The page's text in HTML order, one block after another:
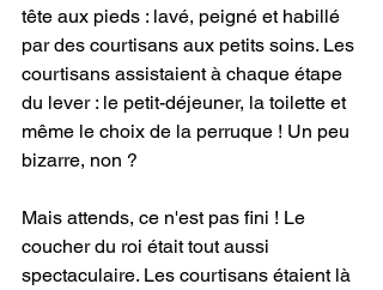
tête aux pieds : lavé, peigné et habillé
par des courtisans aux petits soins. Les
courtisans assistaient à chaque étape
du lever : le petit-déjeuner, la toilette et
même le choix de la perruque ! Un peu
bizarre, non ?
Mais attends, ce n'est pas fini ! Le
coucher du roi était tout aussi
spectaculaire. Les courtisans étaient là